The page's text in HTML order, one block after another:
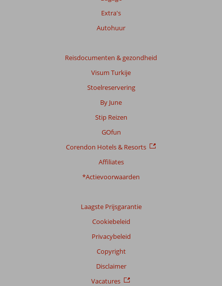
Extra's
Autohuur
Reisdocumenten & gezondheid
Visum Turkije
Stoelreservering
By June
Stip Reizen
GOfun
Corendon Hotels & Resorts
Affiliates
*Actievoorwaarden
Laagste Prijsgarantie
Cookiebeleid
Privacybeleid
Copyright
Disclaimer
Vacatures